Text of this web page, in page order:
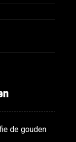
de gouden